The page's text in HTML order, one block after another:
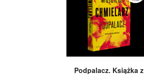
Podpalacz. Książka z